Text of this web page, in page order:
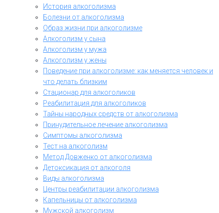
История алкоголизма
Болезни от алкоголизма
Образ жизни при алкоголизме
Алкоголизм у сына
Алкоголизм у мужа
Алкоголизм у жены
Поведение при алкоголизме: как меняется человек и
что делать близким
Стационар для алкоголиков
Реабилитация для алкоголиков
Тайны народных средств от алкоголизма
Принудительное лечение алкоголизма
Симптомы алкоголизма
Тест на алкоголизм
Метод Довженко от алкоголизма
Детоксикация от алкоголя
Виды алкоголизма
Центры реабилитации алкоголизма
Капельницы от алкоголизма
Мужской алкоголизм